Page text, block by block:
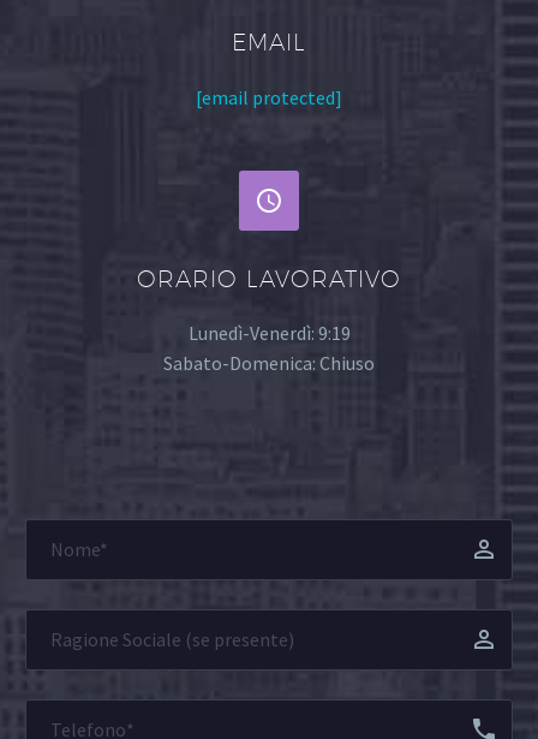
EMAIL
[email protected]


ORARIO LAVORATIVO
Lunedì-Venerdì: 9:19
Sabato-Domenica: Chiuso